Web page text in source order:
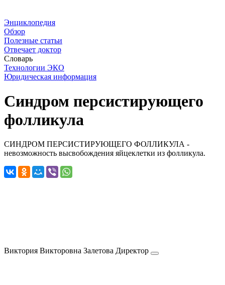
Энциклопедия
Обзор
Полезные статьи
Отвечает доктор
Словарь
Технологии ЭКО
Юридическая информация
Синдром персистирующего
фолликула
СИНДРОМ ПЕРСИСТИРУЮЩЕГО ФОЛЛИКУЛА -
невозможность высвобождения яйцеклетки из фолликула.
Виктория Викторовна Залетова Директор